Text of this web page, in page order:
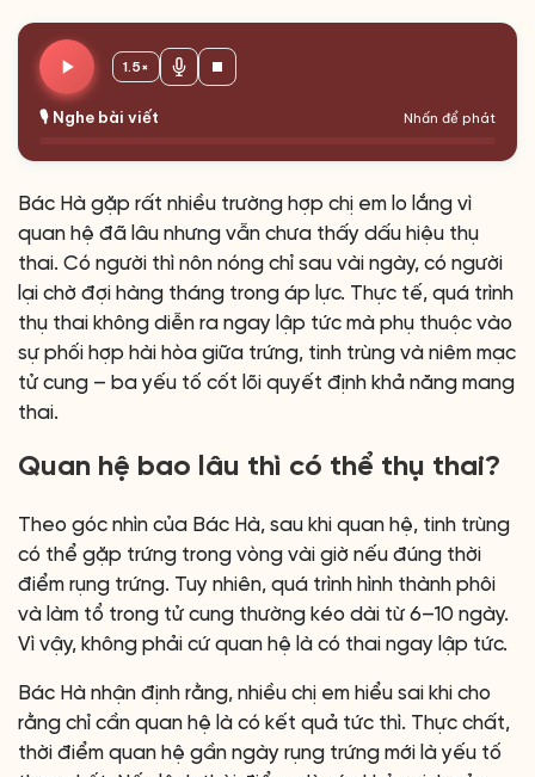
🎙️ Nghe bài viết Nhấn để phát
1.5×
Bác Hà gặp rất nhiều trường hợp chị em lo lắng vì
quan hệ đã lâu nhưng vẫn chưa thấy dấu hiệu thụ
thai. Có người thì nôn nóng chỉ sau vài ngày, có người
lại chờ đợi hàng tháng trong áp lực. Thực tế, quá trình
thụ thai không diễn ra ngay lập tức mà phụ thuộc vào
sự phối hợp hài hòa giữa trứng, tinh trùng và niêm mạc
tử cung – ba yếu tố cốt lõi quyết định khả năng mang
thai.
Quan hệ bao lâu thì có thể thụ thai?
Theo góc nhìn của Bác Hà, sau khi quan hệ, tinh trùng
có thể gặp trứng trong vòng vài giờ nếu đúng thời
điểm rụng trứng. Tuy nhiên, quá trình hình thành phôi
và làm tổ trong tử cung thường kéo dài từ 6–10 ngày.
Vì vậy, không phải cứ quan hệ là có thai ngay lập tức.
Bác Hà nhận định rằng, nhiều chị em hiểu sai khi cho
rằng chỉ cần quan hệ là có kết quả tức thì. Thực chất,
thời điểm quan hệ gần ngày rụng trứng mới là yếu tố